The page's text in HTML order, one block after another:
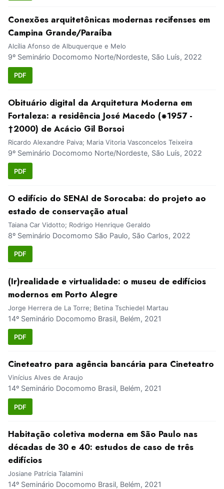
Conexões arquitetônicas modernas recifenses em
Campina Grande/Paraíba
Alcília Afonso de Albuquerque e Melo
9º Seminário Docomomo Norte/Nordeste, São Luís, 2022
PDF
Obituário digital da Arquitetura Moderna em
Fortaleza: a residência José Macedo (⁕1957 -
†2000) de Acácio Gil Borsoi
Ricardo Alexandre Paiva; Maria Vitoria Vasconcelos Teixeira
9º Seminário Docomomo Norte/Nordeste, São Luís, 2022
PDF
O edifício do SENAI de Sorocaba: do projeto ao
estado de conservação atual
Taiana Car Vidotto; Rodrigo Henrique Geraldo
8º Seminário Docomomo São Paulo, São Carlos, 2022
PDF
(Ir)realidade e virtualidade: o museu de edifícios
modernos em Porto Alegre
Jorge Herrera de La Torre; Betina Tschiedel Martau
14º Seminário Docomomo Brasil, Belém, 2021
PDF
Cineteatro para agência bancária para Cineteatro
Vinícius Alves de Araujo
14º Seminário Docomomo Brasil, Belém, 2021
PDF
Habitação coletiva moderna em São Paulo nas
décadas de 30 e 40: estudos de caso de três
edifícios
Josiane Patrícia Talamini
14º Seminário Docomomo Brasil, Belém, 2021